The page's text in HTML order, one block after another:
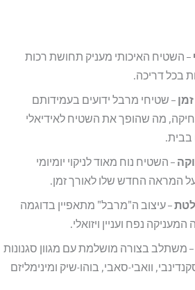
– השטיח האיכותי מעניק תחושת רכות
בכל דריכה.
– שטיחי מרבל ידועים בעמידותם
מה שהופך את השטיח לאידיאלי
בבית.
– השטיח נוח מאוד לניקוי יומיומי
המראה החדש שלו לאורך זמן.
– עיצוב ה"מרבל" מתאפיין בדוגמה
נפח ועניין ויזואלי.
– משתלב בצורה מושלמת עם מגוון סגנונות
וואבי-סאבי, בוהו-שיק ומינימליזם